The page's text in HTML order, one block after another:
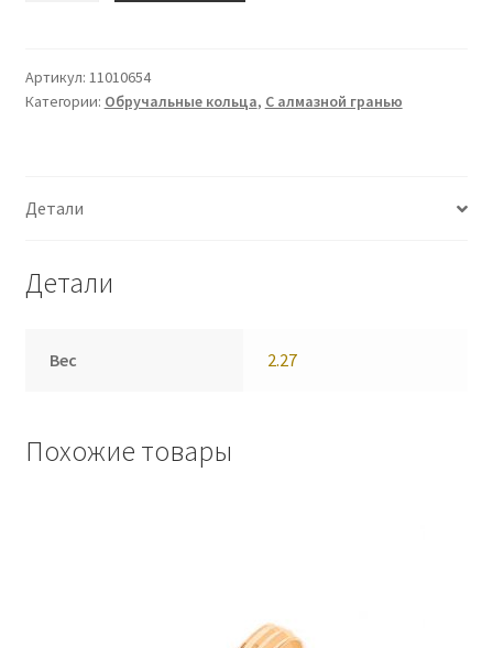
Артикул: 11010654
Категории: Обручальные кольца, С алмазной гранью
Детали
Детали
Вес 2.27
Похожие товары